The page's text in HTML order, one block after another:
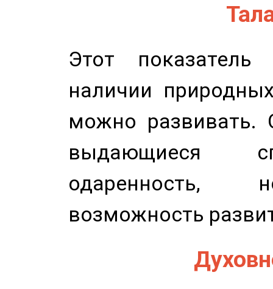
Этот показатель
наличии
можно развивать.
выдающиеся
одаренность,
возможность